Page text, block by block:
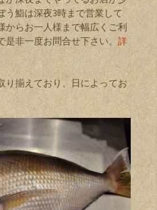
う鮨は深夜3時まで営業して
からお一人様まで幅広くご利
是非一度お問合せ下さい。 詳
り揃えており、日によってお